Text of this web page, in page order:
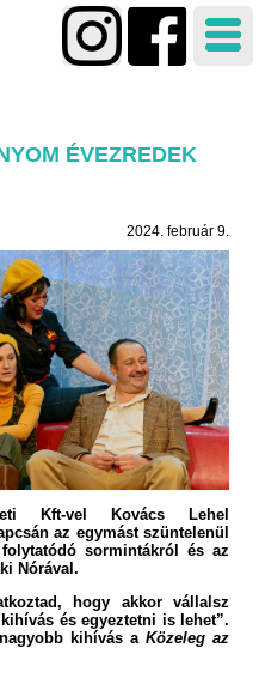
ÉVEZREDEK
2024. február 9.
Kft-vel Kovács Lehel
az egymást szüntelenül
sormintákról és az
Nórával.
hogy akkor vállalsz
és egyeztetni is lehet”.
kihívás aKözeleg az